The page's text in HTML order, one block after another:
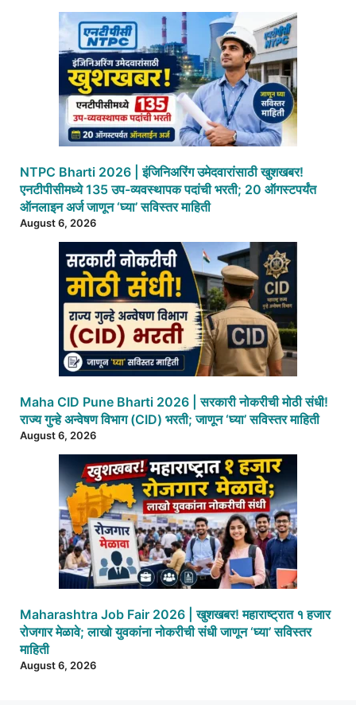
NTPC Bharti 2026 | इंजिनिअरिंग उमेदवारांसाठी खुशखबर!
एनटीपीसीमध्ये 135 उप-व्यवस्थापक पदांची भरती; 20 ऑगस्टपर्यंत
ऑनलाइन अर्ज जाणून ‘घ्या’ सविस्तर माहिती
August 6, 2026
Maha CID Pune Bharti 2026 | सरकारी नोकरीची मोठी संधी!
राज्य गुन्हे अन्वेषण विभाग (CID) भरती; जाणून ‘घ्या’ सविस्तर माहिती
August 6, 2026
Maharashtra Job Fair 2026 | खुशखबर! महाराष्ट्रात १ हजार
रोजगार मेळावे; लाखो युवकांना नोकरीची संधी जाणून ‘घ्या’ सविस्तर
माहिती
August 6, 2026